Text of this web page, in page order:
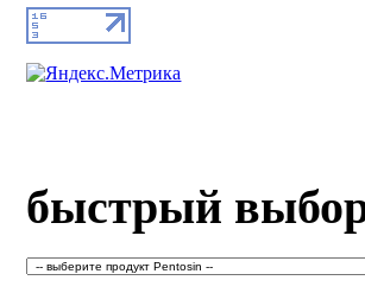
быстрый